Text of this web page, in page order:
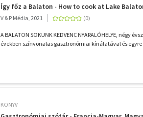
Így főz a Balaton - How to cook at Lake
V & P Média, 2021
A BALATON SOKUNK KEDVENC NYARALÓHELYE, négy
években színvonalas gasztronómiai kínálatával és egyre
KÖNYV